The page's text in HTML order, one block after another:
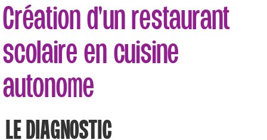
Création d’un restaurant
scolaire en cuisine
autonome
LE DIAGNOSTIC